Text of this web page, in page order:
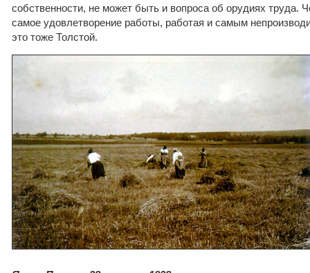
собственности, не может быть и вопроса об орудиях труда.
самое удовлетворение работы, работая и самым
это тоже Толстой.